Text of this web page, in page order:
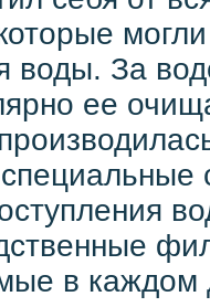
воды. За
ее
в